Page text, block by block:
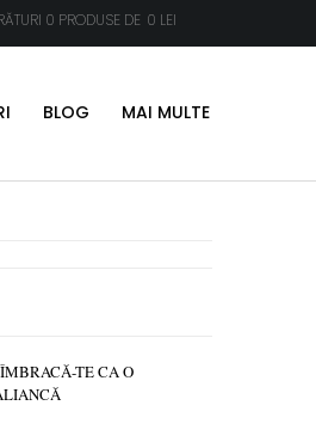
0 PRODUSE DE 0 LEI
BLOG MAI MULTE
TE CA O